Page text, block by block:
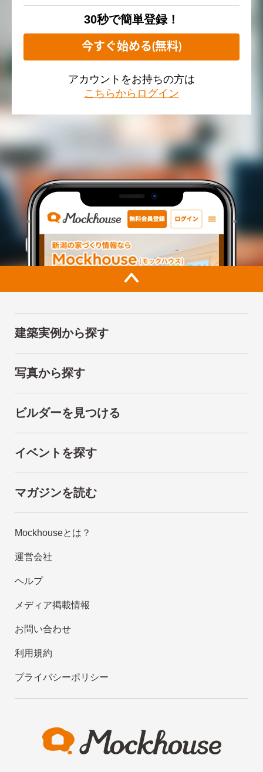
30秒で簡単登録！
今すぐ始める(無料)
アカウントをお持ちの方は
こちらからログイン
建築実例から探す
写真から探す
ビルダーを見つける
イベントを探す
マガジンを読む
Mockhouseとは？
運営会社
ヘルプ
メディア掲載情報
お問い合わせ
利用規約
プライバシーポリシー